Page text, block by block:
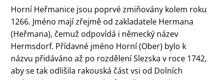
Horní Heřmanice jsou poprvé zmiňovány kolem roku
1266. Jméno mají zřejmě od zakladatele Hermana
(Heřmana), čemuž odpovídá i německý název
Hermsdorf. Přídavné jméno Horní (Ober) bylo k
názvu přidáváno až po rozdělení Slezska v roce 1742,
aby se tak odlišila rakouská část vsi od Dolních